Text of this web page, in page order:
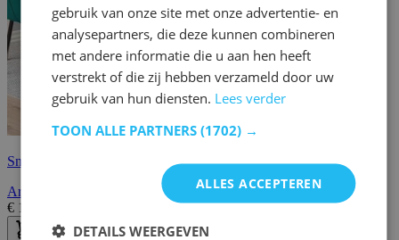
Snelle levering
Armstoel Hermeline - flessengroen/zwart
€ 195,00
gebruik van onze site met onze advertentie- en
analysepartners, die deze kunnen combineren
met andere informatie die u aan hen heeft
verstrekt of die zij hebben verzameld door uw
gebruik van hun diensten. Lees verder
TOON ALLE PARTNERS (1702) →
ALLES ACCEPTEREN
DETAILS WEERGEVEN